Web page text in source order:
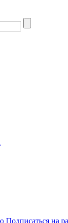
Подписаться на